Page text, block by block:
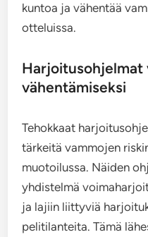
kuntoa ja vähentää
otteluissa.
Harjoitusohjelmat
vähentämiseksi
Tehokkaat
tärkeitä vammojen
muotoilussa. Näiden
yhdistelmä
ja lajiin liittyviä
pelitilanteita. Tämä